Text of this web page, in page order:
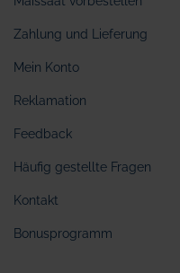
Zahlung und Lieferung
Mein Konto
Reklamation
Feedback
Häufig gestellte Fragen
Kontakt
Bonusprogramm